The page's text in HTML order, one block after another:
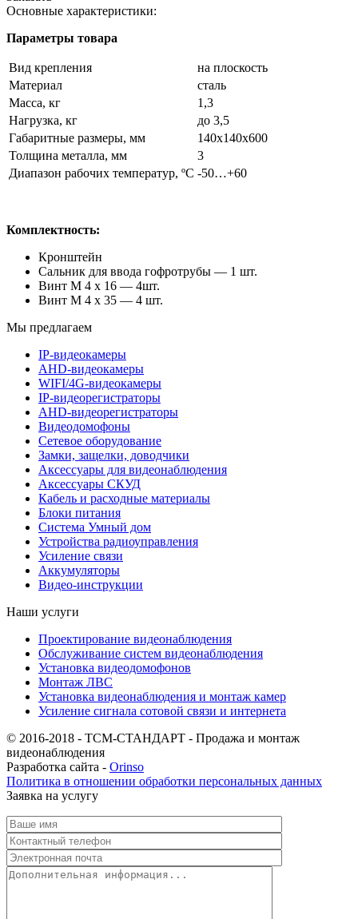
Основные характеристики:
Параметры товара
Вид крепления
на плоскость
Материал
сталь
Масса, кг
1,3
Нагрузка, кг
до 3,5
Габаритные размеры, мм
140х140х600
Толщина металла, мм
3
Диапазон рабочих температур, ºС -50…+60
Комплектность:
Кронштейн
Сальник для ввода гофротрубы — 1 шт.
Винт М 4 х 16 — 4шт.
Винт М 4 х 35 — 4 шт.
Мы предлагаем
IP-видеокамеры
AHD-видеокамеры
WIFI/4G-видеокамеры
IP-видеорегистраторы
AHD-видеорегистраторы
Видеодомофоны
Сетевое оборудование
Замки, защелки, доводчики
Аксессуары для видеонаблюдения
Аксессуары СКУД
Кабель и расходные материалы
Блоки питания
Система Умный дом
Устройства радиоуправления
Усиление связи
Аккумуляторы
Видео-инструкции
Наши услуги
Проектирование видеонаблюдения
Обслуживание систем видеонаблюдения
Установка видеодомофонов
Монтаж ЛВС
Установка видеонаблюдения и монтаж камер
Усиление сигнала сотовой связи и интернета
© 2016-2018 - ТСМ-СТАНДАРТ - Продажа и монтаж
видеонаблюдения
Разработка сайта - Orinso
Политика в отношении обработки персональных данных
Заявка на услугу